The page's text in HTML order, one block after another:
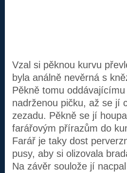
Vzal si pěknou kurvu
byla análně nevěrná s
Pěkně tomu
nadrženou pičku, až se jí
zezadu. Pěkně se jí
farářovým přírazům do
Farář je taky dost
pusy, aby si olizovala
Na závěr soulože jí